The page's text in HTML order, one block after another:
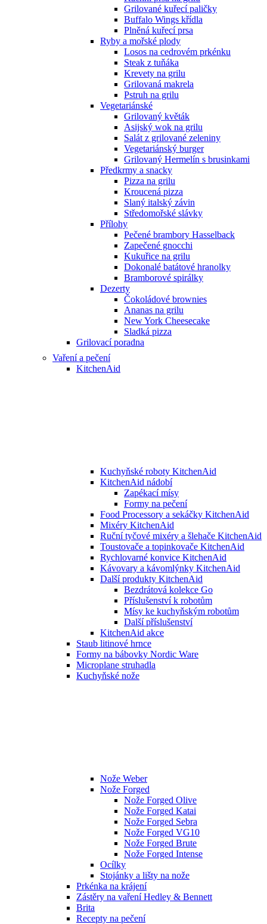
Grilované kuřecí paličky
Buffalo Wings křídla
Plněná kuřecí prsa
Ryby a mořské plody
Losos na cedrovém prkénku
Steak z tuňáka
Krevety na grilu
Grilovaná makrela
Pstruh na grilu
Vegetariánské
Grilovaný květák
Asijský wok na grilu
Salát z grilované zeleniny
Vegetariánský burger
Grilovaný Hermelín s brusinkami
Předkrmy a snacky
Pizza na grilu
Kroucená pizza
Slaný italský závin
Středomořské slávky
Přílohy
Pečené brambory Hasselback
Zapečené gnocchi
Kukuřice na grilu
Dokonalé batátové hranolky
Bramborové spirálky
Dezerty
Čokoládové brownies
Ananas na grilu
New York Cheesecake
Sladká pizza
Grilovací poradna
Vaření a pečení
KitchenAid
Kuchyňské roboty KitchenAid
KitchenAid nádobí
Zapékací mísy
Formy na pečení
Food Processory a sekáčky KitchenAid
Mixéry KitchenAid
Ruční tyčové mixéry a šlehače KitchenAid
Toustovače a topinkovače KitchenAid
Rychlovarné konvice KitchenAid
Kávovary a kávomlýnky KitchenAid
Další produkty KitchenAid
Bezdrátová kolekce Go
Příslušenství k robotům
Mísy ke kuchyňským robotům
Další příslušenství
KitchenAid akce
Staub litinové hrnce
Formy na bábovky Nordic Ware
Microplane struhadla
Kuchyňské nože
Nože Weber
Nože Forged
Nože Forged Olive
Nože Forged Katai
Nože Forged Sebra
Nože Forged VG10
Nože Forged Brute
Nože Forged Intense
Ocílky
Stojánky a lišty na nože
Prkénka na krájení
Zástěry na vaření Hedley & Bennett
Brita
Recepty na pečení